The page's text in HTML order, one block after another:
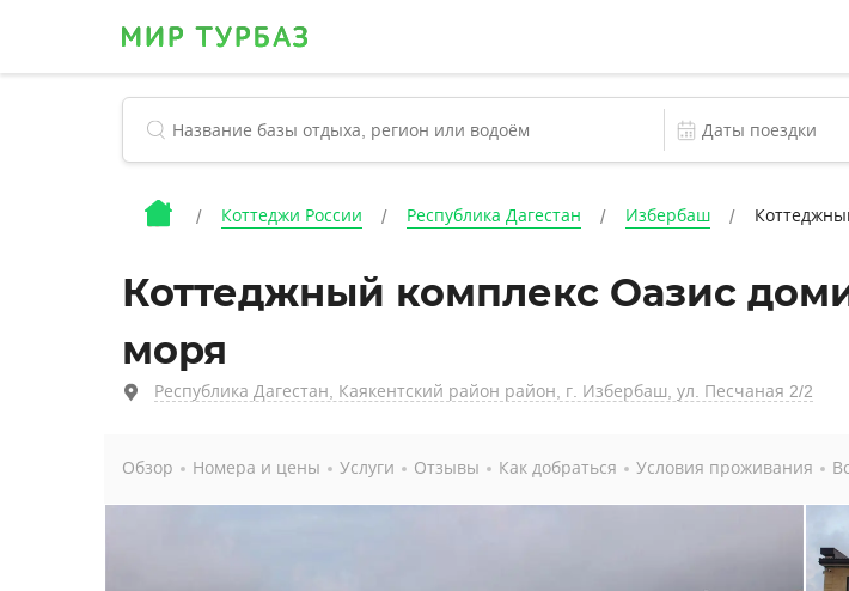
Коттеджи России Республика Дагестан Избербаш
Коттеджный комплекс Оазис
моря
Республика Дагестан, Каякентский район район, г. Избербаш, ул. Песчаная 2/2
Обзор Номера и цены Услуги Отзывы Как добраться Условия проживания